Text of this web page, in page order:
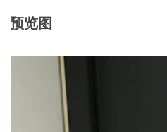
预览图